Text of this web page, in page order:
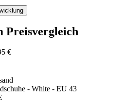
Preisvergleich
€
- White - EU 43